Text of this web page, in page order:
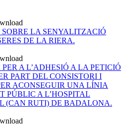
SOBRE LA SENYALITZACIÓ
DE LA RIERA.
PER A L’ADHESIÓ A LA PETICIÓ
PART DEL CONSISTORI I
ACONSEGUIR UNA LÍNIA
PÚBLIC A L’HOSPITAL
(CAN RUTI) DE BADALONA.